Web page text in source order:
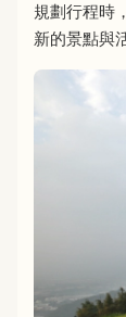
規劃行程時
新的景點與